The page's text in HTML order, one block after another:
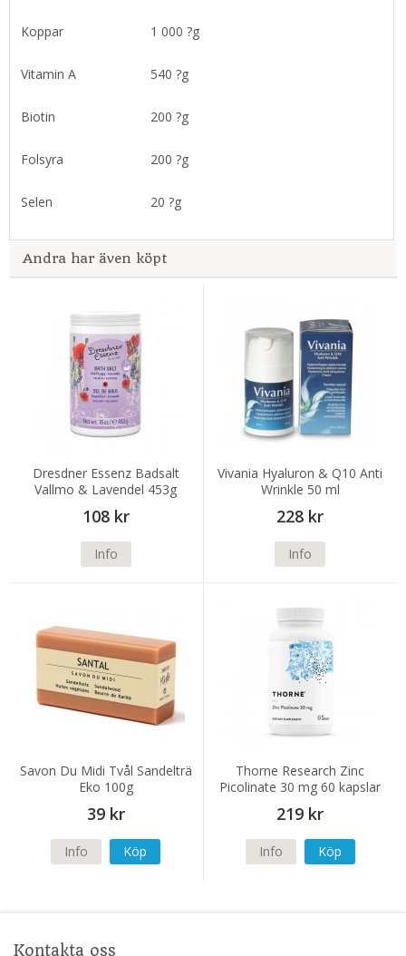
Koppar 1 000 ?g
Vitamin A 540 ?g
Biotin 200 ?g
Folsyra 200 ?g
Selen 20 ?g
Andra har även köpt
Dresdner Essenz Badsalt
Vallmo & Lavendel 453g
108 kr
Info
Vivania Hyaluron & Q10 Anti
Wrinkle 50 ml
228 kr
Info
Savon Du Midi Tvål Sandelträ
Eko 100g
39 kr
Info Köp
Thorne Research Zinc
Picolinate 30 mg 60 kapslar
219 kr
Info Köp
Kontakta oss